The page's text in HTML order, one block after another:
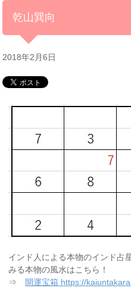
乾山巽向
2018年2月6日
インド人による本物のインド占
みる本物の風水はこちら！
⇒ 開運宝箱 https://